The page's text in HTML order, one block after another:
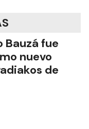
Bauzá fue
nuevo
de